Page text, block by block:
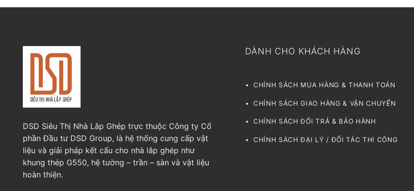
DSD Siêu Thị Nhà Lắp Ghép trực thuộc Công ty Cổ
phần Đầu tư DSD Group, là hệ thống cung cấp vật
liệu và giải pháp kết cấu cho nhà lắp ghép như
khung thép G550, hệ tường – trần – sàn và vật liệu
hoàn thiện.
DÀNH CHO KHÁCH HÀNG
CHÍNH SÁCH MUA HÀNG & THANH TOÁN
CHÍNH SÁCH GIAO HÀNG & VẬN CHUYỂN
CHÍNH SÁCH ĐỔI TRẢ & BẢO HÀNH
CHÍNH SÁCH ĐẠI LÝ / ĐỐI TÁC THI CÔNG